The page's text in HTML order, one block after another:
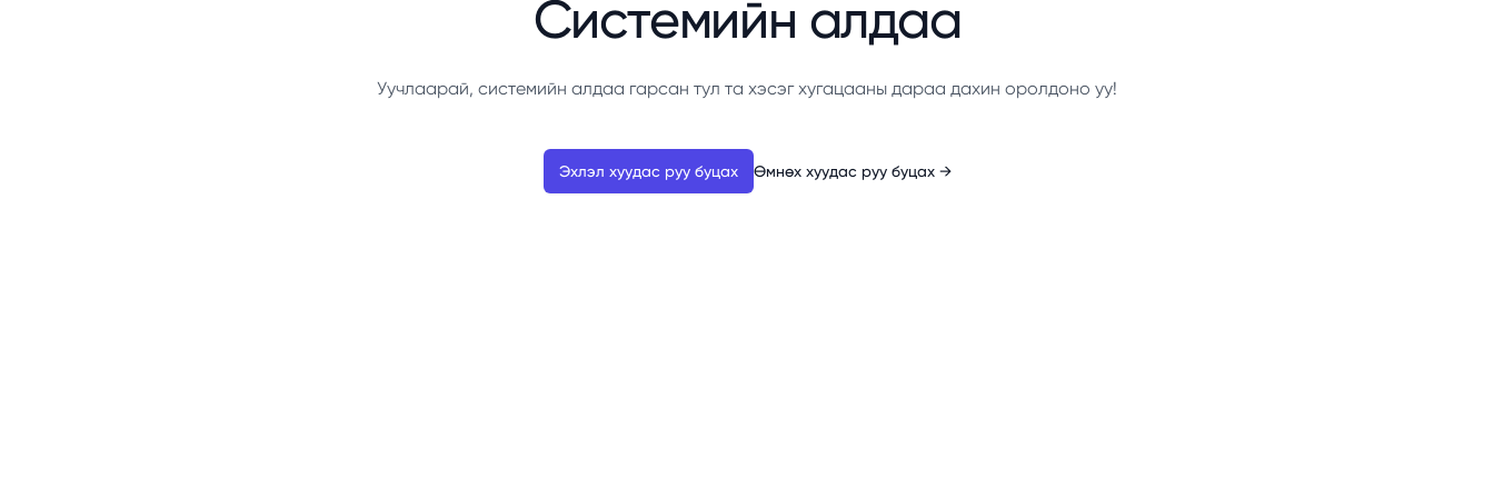
Системийн алдаа
Уучлаарай, системийн алдаа гарсан тул та хэсэг хугацааны дараа дахин оролдоно уу!
Эхлэл хуудас руу буцах Өмнөх хуудас руу буцах →